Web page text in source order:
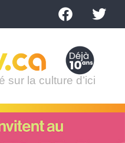
sur la culture d’ici